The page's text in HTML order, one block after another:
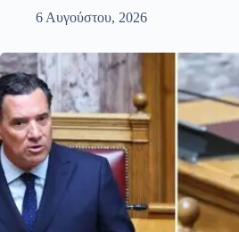
6 Αυγούστου, 2026